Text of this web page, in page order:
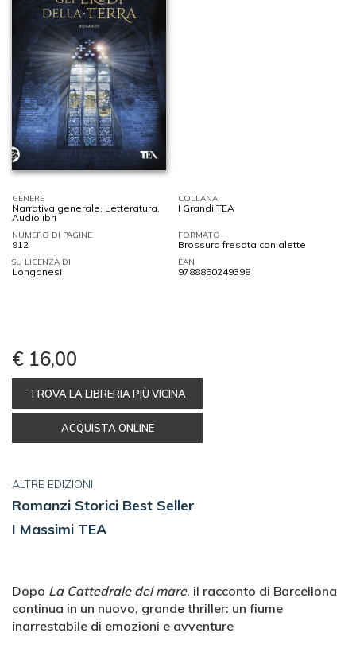
GENERE
Narrativa generale, Letteratura,
Audiolibri
COLLANA
I Grandi TEA
NUMERO DI PAGINE
912
FORMATO
Brossura fresata con alette
SU LICENZA DI
Longanesi
EAN
9788850249398
€ 16,00
TROVA LA LIBRERIA PIÙ VICINA
ACQUISTA ONLINE
ALTRE EDIZIONI
Romanzi Storici Best Seller
I Massimi TEA
Dopo La Cattedrale del mare, il racconto di Barcellona
continua in un nuovo, grande thriller: un fiume
inarrestabile di emozioni e avventure